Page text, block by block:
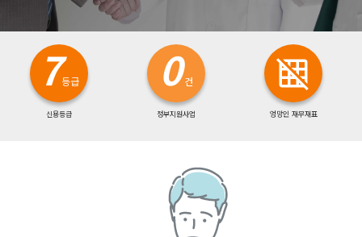
7등급
신용등급
0건
정부지원사업
grid_off
엉망인 재무재표